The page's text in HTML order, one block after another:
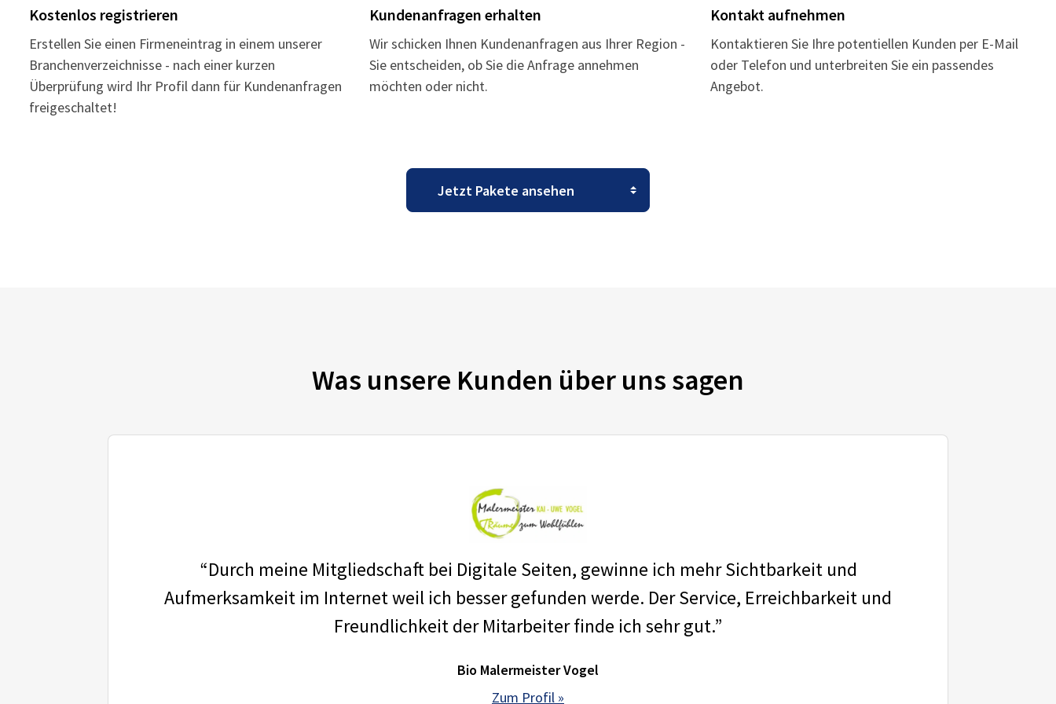
Kostenlos registrieren
Erstellen Sie einen Firmeneintrag in einem unserer
Branchenverzeichnisse - nach einer kurzen
Überprüfung wird Ihr Profil dann für Kundenanfragen
freigeschaltet!
Kundenanfragen erhalten
Wir schicken Ihnen Kundenanfragen aus Ihrer Region -
Sie entscheiden, ob Sie die Anfrage annehmen
möchten oder nicht.
Kontakt aufnehmen
Kontaktieren Sie Ihre potentiellen Kunden per E-Mail
oder Telefon und unterbreiten Sie ein passendes
Angebot.
Was unsere Kunden über uns sagen
“Durch meine Mitgliedschaft bei Digitale Seiten, gewinne ich mehr Sichtbarkeit und
Aufmerksamkeit im Internet weil ich besser gefunden werde. Der Service, Erreichbarkeit und
Freundlichkeit der Mitarbeiter finde ich sehr gut.”
Bio Malermeister Vogel
Zum Profil »